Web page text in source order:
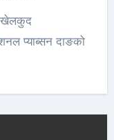
प्याब्सन दाङको